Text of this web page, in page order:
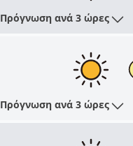
Πρόγνωση ανά 3 ώρες
Πρόγνωση ανά 3 ώρες